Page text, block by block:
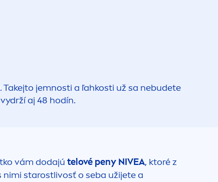
jemnosti a ľahkosti už sa nebudete
aj 48 hodín.
vám dodajú telové peny NIVEA, ktoré z
nimi starostlivosť o seba užijete a